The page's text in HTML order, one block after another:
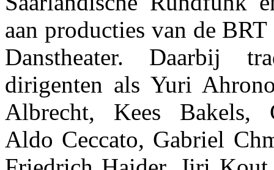
aan producties van de
Danstheater. Daarbij
dirigenten als Yuri
Albrecht, Kees Bakels,
Aldo Ceccato, Gabriel